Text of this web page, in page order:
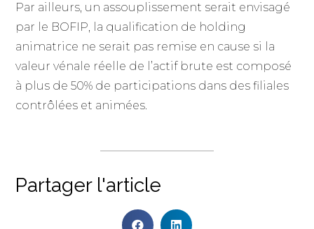
Par ailleurs, un assouplissement serait envisagé
par le BOFIP, la qualification de holding
animatrice ne serait pas remise en cause si la
valeur vénale réelle de l’actif brute est composé
à plus de 50% de participations dans des filiales
contrôlées et animées.
Partager l'article